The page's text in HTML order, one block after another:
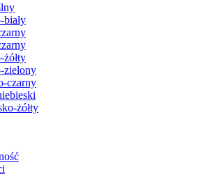
biały
żółty
zielony
czarny
żółty